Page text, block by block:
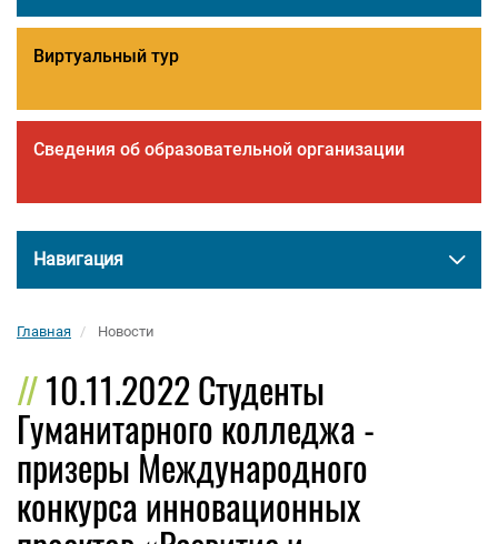
Виртуальный тур
Сведения об образовательной организации
Навигация
Главная Новости
10.11.2022 Студенты
Гуманитарного колледжа -
призеры Международного
конкурса инновационных